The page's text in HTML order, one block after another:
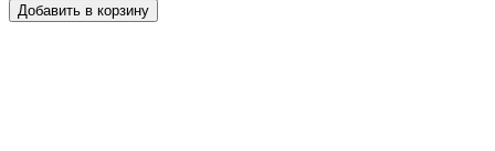
Добавить в корзину